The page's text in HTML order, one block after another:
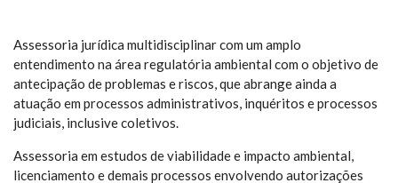
Assessoria jurídica multidisciplinar com um amplo
entendimento na área regulatória ambiental com o objetivo de
antecipação de problemas e riscos, que abrange ainda a
atuação em processos administrativos, inquéritos e processos
judiciais, inclusive coletivos.
Assessoria em estudos de viabilidade e impacto ambiental,
licenciamento e demais processos envolvendo autorizações